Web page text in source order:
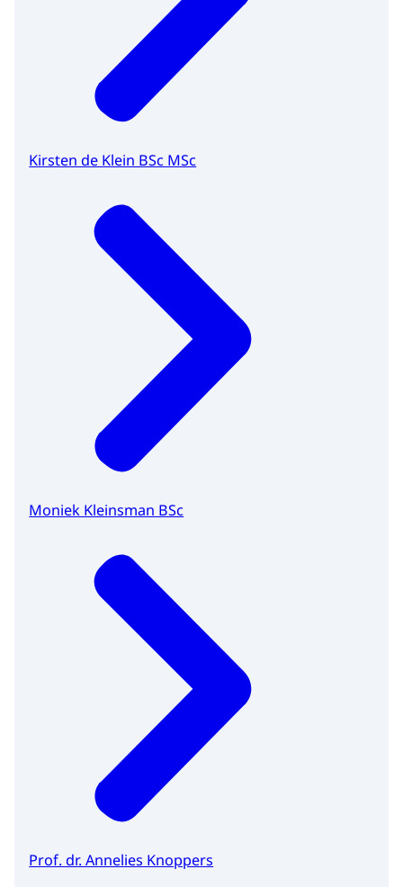
Kirsten de Klein BSc MSc
Moniek Kleinsman BSc
Prof. dr. Annelies Knoppers